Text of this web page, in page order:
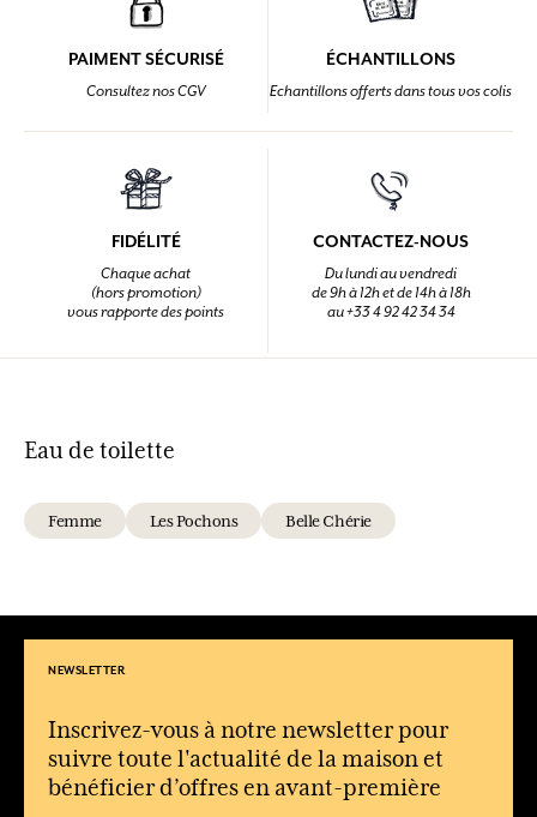
PAIMENT SÉCURISÉ
Consultez nos CGV
ÉCHANTILLONS
Echantillons offerts dans tous vos colis
FIDÉLITÉ
Chaque achat
(hors promotion)
vous rapporte des points
CONTACTEZ-NOUS
Du lundi au vendredi
de 9h à 12h et de 14h à 18h
au +33 4 92 42 34 34
Eau de toilette
Femme Les Pochons Belle Chérie
NEWSLETTER
Inscrivez-vous à notre newsletter pour
suivre toute l'actualité de la maison et
bénéficier d’offres en avant-première